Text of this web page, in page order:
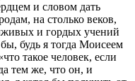
и словом дать
на столько веков,
и гордых учений
будь я тогда Моисеем
такое человек, если
тем же, что он, и